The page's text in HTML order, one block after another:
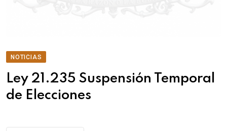
NOTICIAS
Ley 21.235 Suspensión Temporal
de Elecciones